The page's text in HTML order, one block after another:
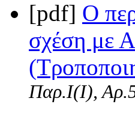
[pdf] Ο
σχέση με
Παρ.Ι(I),